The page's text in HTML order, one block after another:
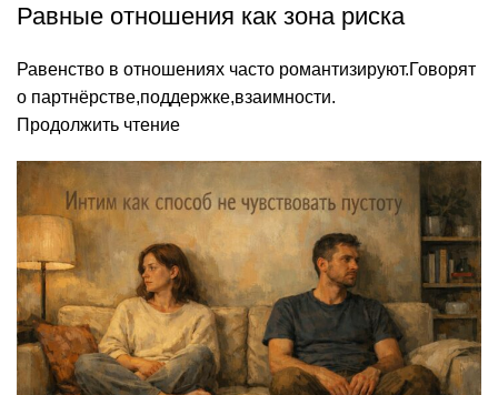
Равные отношения как зона риска
Равенство в отношениях часто романтизируют.Говорят
о партнёрстве,поддержке,взаимности.
Продолжить чтение